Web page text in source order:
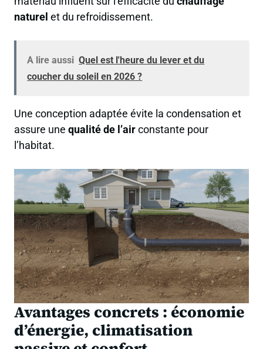
naturel et du refroidissement.
A lire aussi Quel est l'heure du lever et du
coucher du soleil en 2026 ?
Une conception adaptée évite la condensation et
assure une qualité de l’airconstante pour
l’habitat.
Avantages concrets : économie
d’énergie, climatisation